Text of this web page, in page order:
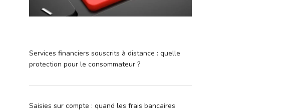
Services financiers souscrits à distance : quelle
protection pour le consommateur ?
Saisies sur compte : quand les frais bancaires